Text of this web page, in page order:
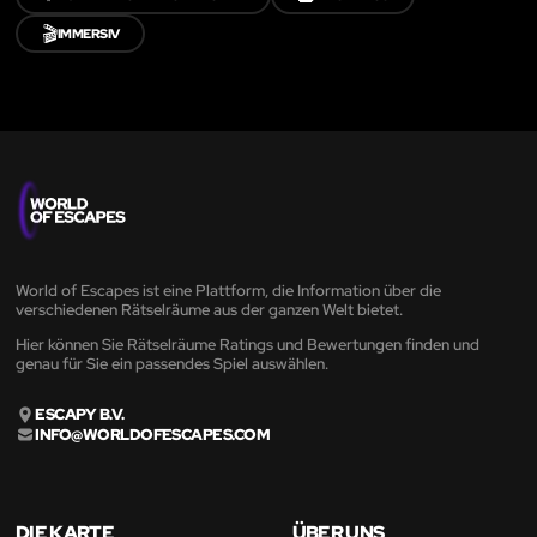
🎬IMMERSIV
World of Escapes ist eine Plattform, die Information über die
verschiedenen Rätselräume aus der ganzen Welt bietet.
Hier können Sie Rätselräume Ratings und Bewertungen finden und
genau für Sie ein passendes Spiel auswählen.
ESCAPY B.V.
INFO@WORLDOFESCAPES.COM